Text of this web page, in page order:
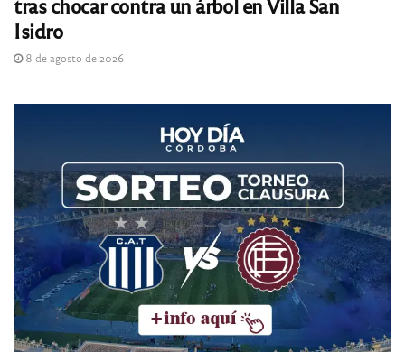
Isidro
8 de agosto de 2026